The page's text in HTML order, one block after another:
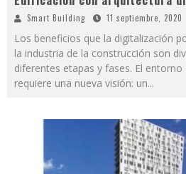
Smart Building 11 septiembre, 2020
Los beneficios que la digitalización
la industria de la construcción son
diferentes etapas y fases. El
requiere una nueva visión: un...